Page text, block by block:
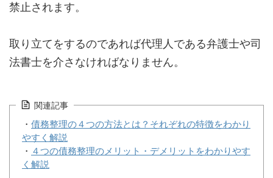
禁止されます。
取り立てをするのであれば代理人である弁護士や司
法書士を介さなければなりません。
関連記事
・ 債務整理の４つの方法とは？それぞれの特徴をわかり
やすく解説
・ ４つの債務整理のメリット・デメリットをわかりやす
く解説